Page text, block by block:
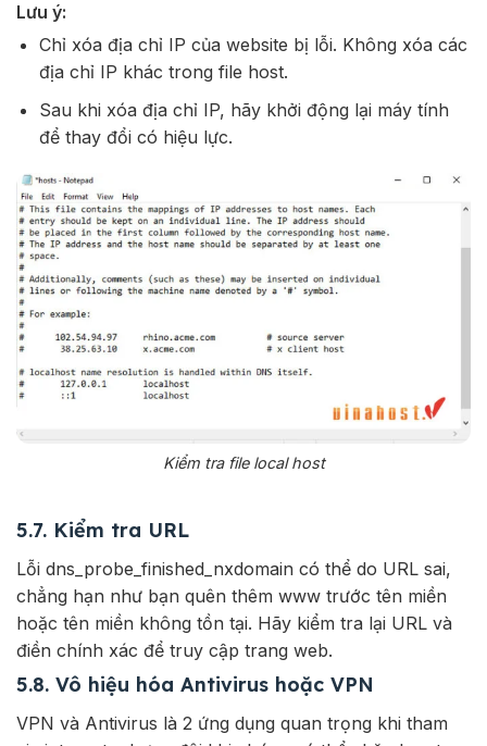
Lưu ý:
Chỉ xóa địa chỉ IP của website bị lỗi. Không xóa các
địa chỉ IP khác trong file host.
Sau khi xóa địa chỉ IP, hãy khởi động lại máy tính
để thay đổi có hiệu lực.
Kiểm tra file local host
5.7. Kiểm tra URL
Lỗi dns_probe_finished_nxdomain có thể do URL sai,
chẳng hạn như bạn quên thêm www trước tên miền
hoặc tên miền không tồn tại. Hãy kiểm tra lại URL và
điền chính xác để truy cập trang web.
5.8. Vô hiệu hóa Antivirus hoặc VPN
VPN và Antivirus là 2 ứng dụng quan trọng khi tham